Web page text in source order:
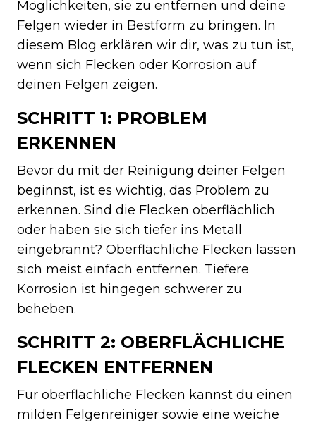
Möglichkeiten, sie zu entfernen und deine
Felgen wieder in Bestform zu bringen. In
diesem Blog erklären wir dir, was zu tun ist,
wenn sich Flecken oder Korrosion auf
deinen Felgen zeigen.
SCHRITT 1: PROBLEM
ERKENNEN
Bevor du mit der Reinigung deiner Felgen
beginnst, ist es wichtig, das Problem zu
erkennen. Sind die Flecken oberflächlich
oder haben sie sich tiefer ins Metall
eingebrannt? Oberflächliche Flecken lassen
sich meist einfach entfernen. Tiefere
Korrosion ist hingegen schwerer zu
beheben.
SCHRITT 2: OBERFLÄCHLICHE
FLECKEN ENTFERNEN
Für oberflächliche Flecken kannst du einen
milden Felgenreiniger sowie eine weiche